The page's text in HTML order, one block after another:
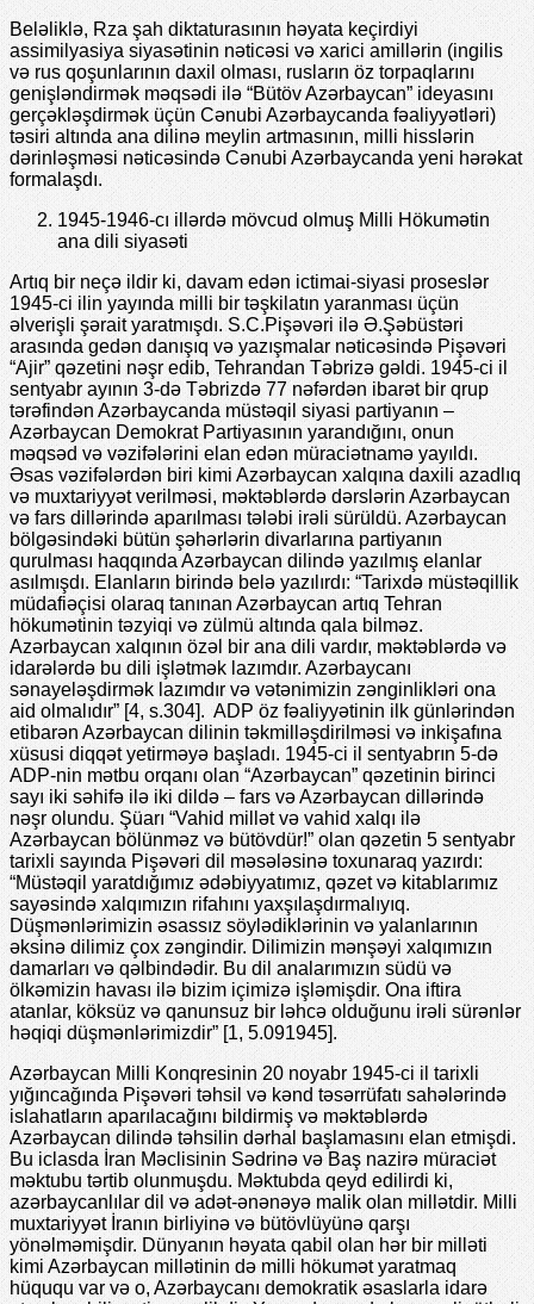
Beləliklə, Rza şah diktaturasının həyata keçirdiyi
assimilyasiya siyasətinin nəticəsi və xarici amillərin (ingilis
və rus qoşunlarının daxil olması, rusların öz torpaqlarını
genişləndirmək məqsədi ilə “Bütöv Azərbaycan” ideyasını
gerçəkləşdirmək üçün Cənubi Azərbaycanda fəaliyyətləri)
təsiri altında ana dilinə meylin artmasının, milli hisslərin
dərinləşməsi nəticəsində Cənubi Azərbaycanda yeni hərəkat
formalaşdı.
1945-1946-cı illərdə mövcud olmuş Milli Hökumətin
ana dili siyasəti
Artıq bir neçə ildir ki, davam edən ictimai-siyasi proseslər
1945-ci ilin yayında milli bir təşkilatın yaranması üçün
əlverişli şərait yaratmışdı. S.C.Pişəvəri ilə Ə.Şəbüstəri
arasında gedən danışıq və yazışmalar nəticəsində Pişəvəri
“Ajir” qəzetini nəşr edib, Tehrandan Təbrizə gəldi. 1945-ci il
sentyabr ayının 3-də Təbrizdə 77 nəfərdən ibarət bir qrup
tərəfindən Azərbaycanda müstəqil siyasi partiyanın –
Azərbaycan Demokrat Partiyasının yarandığını, onun
məqsəd və vəzifələrini elan edən müraciətnamə yayıldı.
Əsas vəzifələrdən biri kimi Azərbaycan xalqına daxili azadlıq
və muxtariyyət verilməsi, məktəblərdə dərslərin Azərbaycan
və fars dillərində aparılması tələbi irəli sürüldü. Azərbaycan
bölgəsindəki bütün şəhərlərin divarlarına partiyanın
qurulması haqqında Azərbaycan dilində yazılmış elanlar
asılmışdı. Elanların birində belə yazılırdı: “Tarixdə müstəqillik
müdafiəçisi olaraq tanınan Azərbaycan artıq Tehran
hökumətinin təzyiqi və zülmü altında qala bilməz.
Azərbaycan xalqının özəl bir ana dili vardır, məktəblərdə və
idarələrdə bu dili işlətmək lazımdır. Azərbaycanı
sənayeləşdirmək lazımdır və vətənimizin zənginlikləri ona
aid olmalıdır” [4, s.304]. ADP öz fəaliyyətinin ilk günlərindən
etibarən Azərbaycan dilinin təkmilləşdirilməsi və inkişafına
xüsusi diqqət yetirməyə başladı. 1945-ci il sentyabrın 5-də
ADP-nin mətbu orqanı olan “Azərbaycan” qəzetinin birinci
sayı iki səhifə ilə iki dildə – fars və Azərbaycan dillərində
nəşr olundu. Şüarı “Vahid millət və vahid xalqı ilə
Azərbaycan bölünməz və bütövdür!” olan qəzetin 5 sentyabr
tarixli sayında Pişəvəri dil məsələsinə toxunaraq yazırdı:
“Müstəqil yaratdığımız ədəbiyyatımız, qəzet və kitablarımız
sayəsində xalqımızın rifahını yaxşılaşdırmalıyıq.
Düşmənlərimizin əsassız söylədiklərinin və yalanlarının
əksinə dilimiz çox zəngindir. Dilimizin mənşəyi xalqımızın
damarları və qəlbindədir. Bu dil analarımızın südü və
ölkəmizin havası ilə bizim içimizə işləmişdir. Ona iftira
atanlar, köksüz və qanunsuz bir ləhcə olduğunu irəli sürənlər
həqiqi düşmənlərimizdir” [1, 5.091945].
Azərbaycan Milli Konqresinin 20 noyabr 1945-ci il tarixli
yığıncağında Pişəvəri təhsil və kənd təsərrüfatı sahələrində
islahatların aparılacağını bildirmiş və məktəblərdə
Azərbaycan dilində təhsilin dərhal başlamasını elan etmişdi.
Bu iclasda İran Məclisinin Sədrinə və Baş nazirə müraciət
məktubu tərtib olunmuşdu. Məktubda qeyd edilirdi ki,
azərbaycanlılar dil və adət-ənənəyə malik olan millətdir. Milli
muxtariyyət İranın birliyinə və bütövlüyünə qarşı
yönəlməmişdir. Dünyanın həyata qabil olan hər bir milləti
kimi Azərbaycan millətinin də milli hökumət yaratmaq
hüququ var və o, Azərbaycanı demokratik əsaslarla idarə